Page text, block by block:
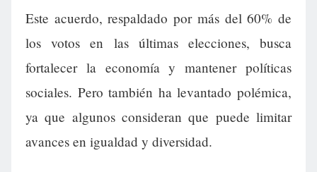
Este acuerdo, respaldado por más del 60% de
los votos en las últimas elecciones, busca
fortalecer la economía y mantener políticas
sociales. Pero también ha levantado polémica,
ya que algunos consideran que puede limitar
avances en igualdad y diversidad.